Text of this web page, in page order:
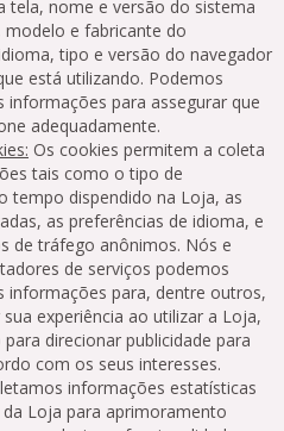
tela, nome e versão do sistema
modelo e fabricante do
tipo e versão do navegador
está utilizando. Podemos
informações para assegurar que
adequadamente.
Os cookies permitem a coleta
tais como o tipo de
tempo dispendido na Loja, as
as preferências de idioma, e
de tráfego anônimos. Nós e
de serviços podemos
informações para, dentre outros,
experiência ao utilizar a Loja,
direcionar publicidade para
com os seus interesses.
informações estatísticas
Loja para aprimoramento